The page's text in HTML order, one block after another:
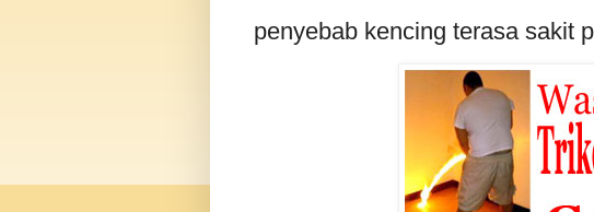
penyebab kencing terasa sakit